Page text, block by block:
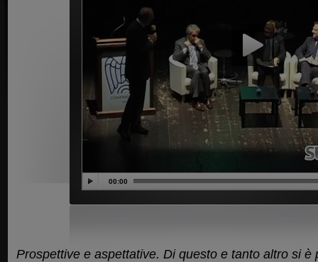
00:00
Prospettive e aspettative. Di questo e tanto altro si è